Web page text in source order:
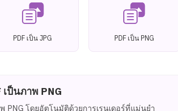
PDF เป็น JPG PDF เป็น PNG
ป็นภาพ PNG
PNG โดยอัตโนมัติด้วยการเรนเดอร์ที่แม่นยำ